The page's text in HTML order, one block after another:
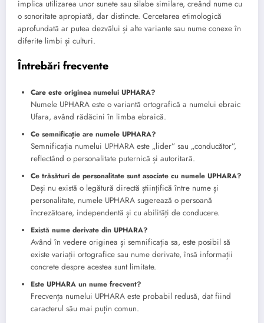
implica utilizarea unor sunete sau silabe similare, creând nume cu
o sonoritate apropiată, dar distincte. Cercetarea etimologică
aprofundată ar putea dezvălui și alte variante sau nume conexe în
diferite limbi și culturi.
Întrebări frecvente
Care este originea numelui UPHARA?
Numele UPHARA este o variantă ortografică a numelui ebraic
Ufara, având rădăcini în limba ebraică.
Ce semnificație are numele UPHARA?
Semnificația numelui UPHARA este „lider” sau „conducător”,
reflectând o personalitate puternică și autoritară.
Ce trăsături de personalitate sunt asociate cu numele UPHARA?
Deși nu există o legătură directă științifică între nume și
personalitate, numele UPHARA sugerează o persoană
încrezătoare, independentă și cu abilități de conducere.
Există nume derivate din UPHARA?
Având în vedere originea și semnificația sa, este posibil să
existe variații ortografice sau nume derivate, însă informații
concrete despre acestea sunt limitate.
Este UPHARA un nume frecvent?
Frecvența numelui UPHARA este probabil redusă, dat fiind
caracterul său mai puțin comun.